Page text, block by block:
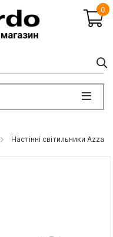
0
Настінні світильники